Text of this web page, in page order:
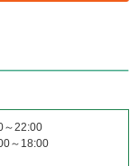
～22:00
～18:00